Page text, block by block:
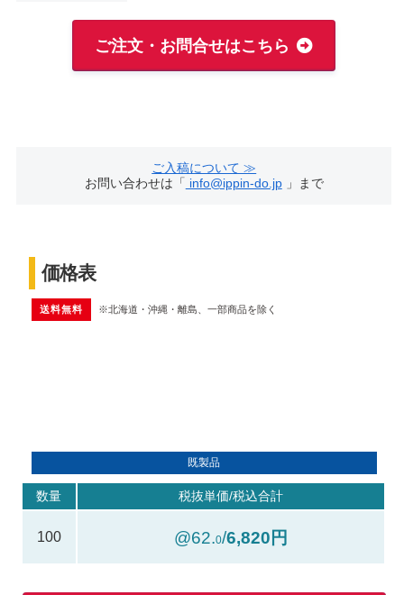
ご注文・お問合せはこちら
ご入稿について ≫
お問い合わせは「
info@ippin-do.jp」まで
価格表
送料無料 ※北海道・沖縄・離島、一部商品を除く
既製品
数量 税抜単価/税込合計
100 @62.0/6,820円